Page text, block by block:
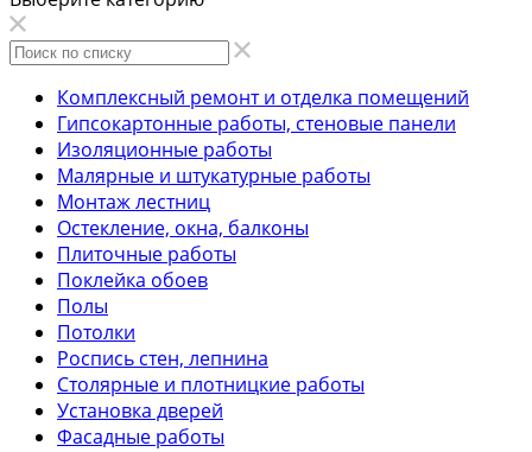
Комплексный ремонт и отделка помещений
Гипсокартонные работы, стеновые панели
Изоляционные работы
Малярные и штукатурные работы
Монтаж лестниц
Остекление, окна, балконы
Плиточные работы
Поклейка обоев
Полы
Потолки
Роспись стен, лепнина
Столярные и плотницкие работы
Установка дверей
Фасадные работы